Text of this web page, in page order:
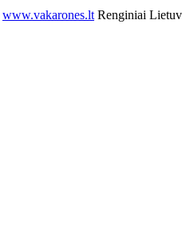
www.vakarones.lt Renginiai